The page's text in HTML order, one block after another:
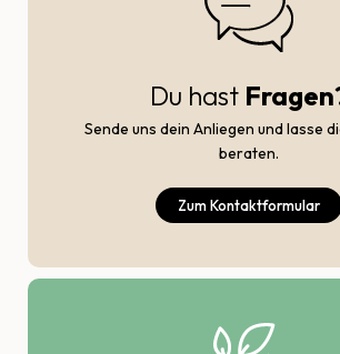
Du hast
Sende uns dein Anliegen und lasse
beraten.
Zum Kontaktformular